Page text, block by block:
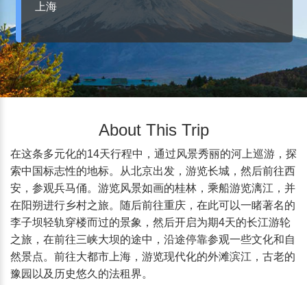
上海
About This Trip
在这条多元化的14天行程中，通过风景秀丽的河上巡游，探
索中国标志性的地标。从北京出发，游览长城，然后前往西
安，参观兵马俑。游览风景如画的桂林，乘船游览漓江，并
在阳朔进行乡村之旅。随后前往重庆，在此可以一睹著名的
李子坝轻轨穿楼而过的景象，然后开启为期4天的长江游轮
之旅，在前往三峡大坝的途中，沿途停靠参观一些文化和自
然景点。前往大都市上海，游览现代化的外滩滨江，古老的
豫园以及历史悠久的法租界。